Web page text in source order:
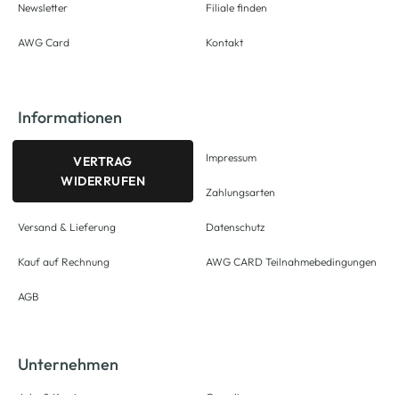
Newsletter
AWG Card
Filiale finden
Kontakt
Informationen
VERTRAG
WIDERRUFEN
Versand & Lieferung
Kauf auf Rechnung
AGB
Impressum
Zahlungsarten
Datenschutz
AWG CARD Teilnahmebedingungen
Unternehmen